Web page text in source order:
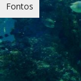
Fontos